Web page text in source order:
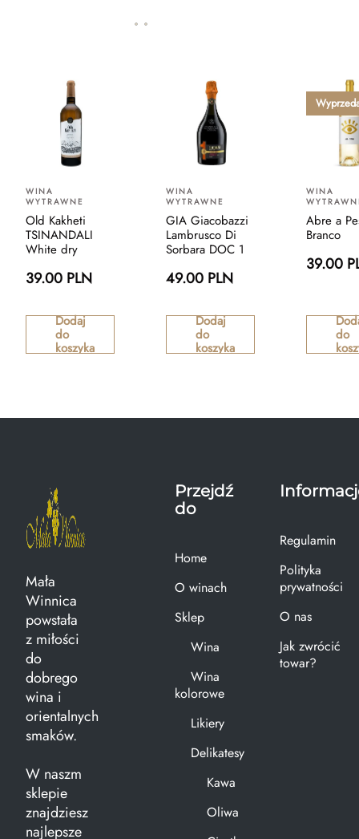
WINA
WYTRAWNE
Old Kakheti
TSINANDALI
White dry
39.00 PLN
Dodaj
do
koszyka
WINA
WYTRAWNE
GIA Giacobazzi
Lambrusco Di
Sorbara DOC 1
49.00 PLN
Dodaj
do
koszyka
WINA
Abre a
Branco
39.00
do
Mała
Winnica
powstała
z miłości
do
dobrego
wina i
orientalnych
smaków.
W naszm
sklepie
znajdziesz
najlepsze
Przejdź
do
Home
O winach
Sklep
Wina
Wina
kolorowe
Likiery
Delikatesy
Kawa
Oliwa
Regulamin
Polityka
prywatności
O nas
Jak zwrócić
towar?